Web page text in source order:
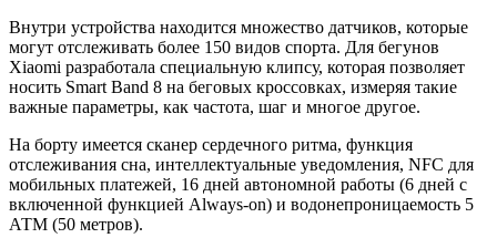
Внутри устройства находится множество датчиков, которые
могут отслеживать более 150 видов спорта. Для бегунов
Xiaomi разработала специальную клипсу, которая позволяет
носить Smart Band 8 на беговых кроссовках, измеряя такие
важные параметры, как частота, шаг и многое другое.
На борту имеется сканер сердечного ритма, функция
отслеживания сна, интеллектуальные уведомления, NFC для
мобильных платежей, 16 дней автономной работы (6 дней с
включенной функцией Always-on) и водонепроницаемость 5
АТМ (50 метров).